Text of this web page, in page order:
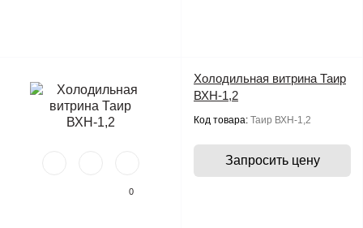
0
Холодильная витрина Таир
ВХН-1,2
Код товара: Таир ВХН-1,2
Запросить цену